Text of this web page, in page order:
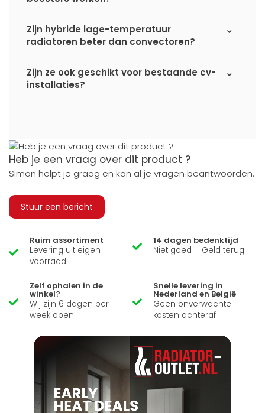
Zijn hybride lage-temperatuur
radiatoren beter dan convectoren?
Zijn ze ook geschikt voor bestaande cv-
installaties?
Heb je een vraag over dit product ?
Simon helpt je graag en kan al je vragen beantwoorden.
Stuur een bericht
Ruim assortiment
Levering uit eigen
voorraad
14 dagen bedenktijd
Niet goed = Geld terug
Zelf ophalen in de
winkel?
Wij zijn 6 dagen per
week open.
Snelle levering in
Nederland en België
Geen onverwachte
kosten achteraf